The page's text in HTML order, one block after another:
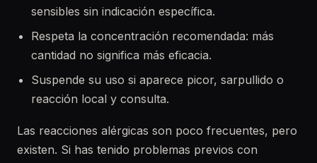
sensibles sin indicación específica.
Respeta la concentración recomendada: más
cantidad no significa más eficacia.
Suspende su uso si aparece picor, sarpullido o
reacción local y consulta.
Las reacciones alérgicas son poco frecuentes, pero
existen. Si has tenido problemas previos con